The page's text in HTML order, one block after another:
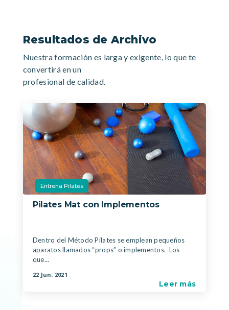
Resultados de Archivo
Nuestra formación es larga y exigente, lo que te
convertirá en un
profesional de calidad.
Entrena Pilates
Pilates Mat con Implementos
Dentro del Método Pilates se emplean pequeños
aparatos llamados “props” o implementos. Los
que...
22 Jun. 2021
Leer más